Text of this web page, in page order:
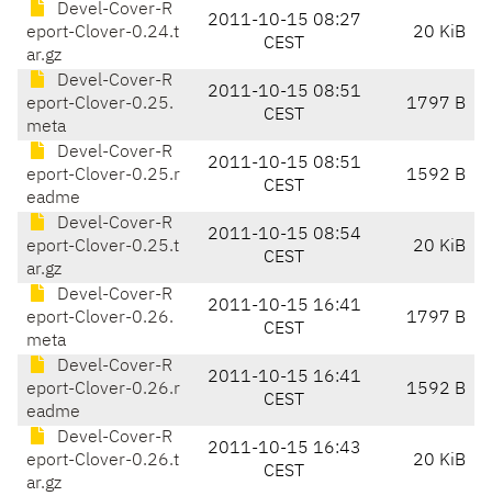
Devel-Cover-R
eport-Clover-0.24.t
ar.gz
2011-10-15 08:27
CEST
20 KiB
Devel-Cover-R
eport-Clover-0.25.
meta
2011-10-15 08:51
CEST
1797 B
Devel-Cover-R
eport-Clover-0.25.r
eadme
2011-10-15 08:51
CEST
1592 B
Devel-Cover-R
eport-Clover-0.25.t
ar.gz
2011-10-15 08:54
CEST
20 KiB
Devel-Cover-R
eport-Clover-0.26.
meta
2011-10-15 16:41
CEST
1797 B
Devel-Cover-R
eport-Clover-0.26.r
eadme
2011-10-15 16:41
CEST
1592 B
Devel-Cover-R
eport-Clover-0.26.t
ar.gz
2011-10-15 16:43
CEST
20 KiB